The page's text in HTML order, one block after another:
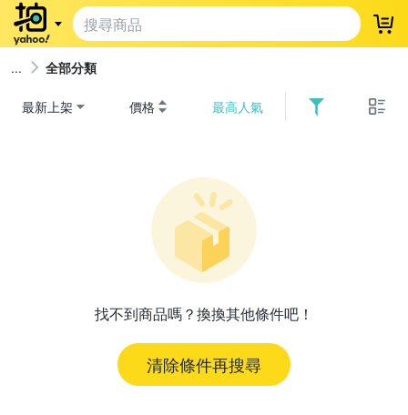
登
全部分類
最新上架 價格 最高人氣
找不到商品嗎？換換其他條件吧！
清除條件再搜尋